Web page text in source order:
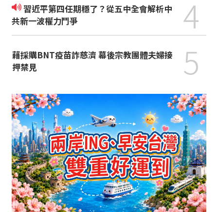
習近平第四任期穩了？從五中全會解析中
共新一波權力鬥爭
4
藉採購BNT疫苗詐慈濟 幕後宗教團體夫婦接
押禁見
5